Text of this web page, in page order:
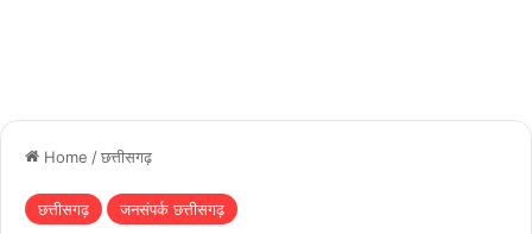
Home /छत्तीसगढ़
छत्तीसगढ़ जनसंपर्क छत्तीसगढ़